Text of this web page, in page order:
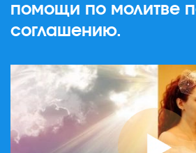
помощи по молитве
соглашению.